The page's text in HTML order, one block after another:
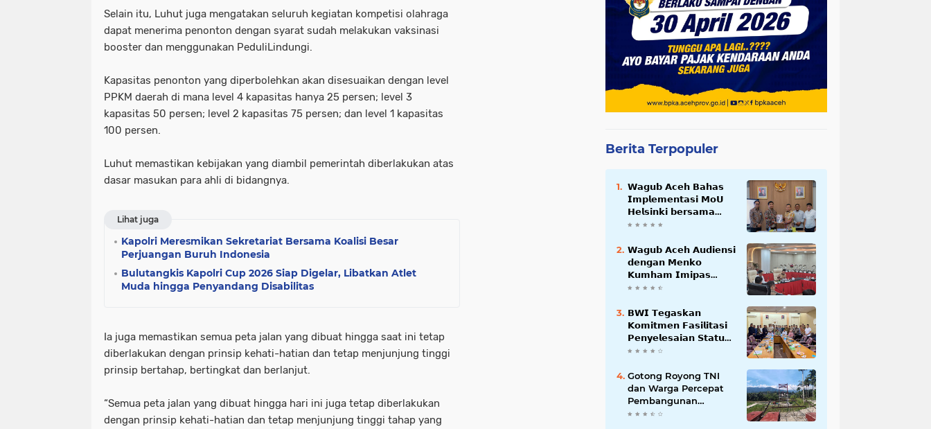
Selain itu, Luhut juga mengatakan seluruh kegiatan kompetisi olahraga
dapat menerima penonton dengan syarat sudah melakukan vaksinasi
booster dan menggunakan PeduliLindungi.
Kapasitas penonton yang diperbolehkan akan disesuaikan dengan level
PPKM daerah di mana level 4 kapasitas hanya 25 persen; level 3
kapasitas 50 persen; level 2 kapasitas 75 persen; dan level 1 kapasitas
100 persen.
Luhut memastikan kebijakan yang diambil pemerintah diberlakukan atas
dasar masukan para ahli di bidangnya.
Lihat juga
Kapolri Meresmikan Sekretariat Bersama Koalisi Besar
Perjuangan Buruh Indonesia
Bulutangkis Kapolri Cup 2026 Siap Digelar, Libatkan Atlet
Muda hingga Penyandang Disabilitas
Ia juga memastikan semua peta jalan yang dibuat hingga saat ini tetap
diberlakukan dengan prinsip kehati-hatian dan tetap menjunjung tinggi
prinsip bertahap, bertingkat dan berlanjut.
“Semua peta jalan yang dibuat hingga hari ini juga tetap diberlakukan
dengan prinsip kehati-hatian dan tetap menjunjung tinggi tahap yang
Berita Terpopuler
𝗪𝗮𝗴𝘂𝗯 𝗔𝗰𝗲𝗵 𝗕𝗮𝗵𝗮𝘀
𝗜𝗺𝗽𝗹𝗲𝗺𝗲𝗻𝘁𝗮𝘀𝗶 𝗠𝗼𝗨
𝗛𝗲𝗹𝘀𝗶𝗻𝗸𝗶 𝗯𝗲𝗿𝘀𝗮𝗺𝗮
𝗦𝗲𝗸𝗿𝗲𝘁𝗮𝗿𝗶𝗮𝘁 𝗡𝗲𝗴𝗮𝗿𝗮
𝗪𝗮𝗴𝘂𝗯 𝗔𝗰𝗲𝗵 𝗔𝘂𝗱𝗶𝗲𝗻𝘀𝗶
𝗱𝗲𝗻𝗴𝗮𝗻 𝗠𝗲𝗻𝗸𝗼
𝗞𝘂𝗺𝗵𝗮𝗺 𝗜𝗺𝗶𝗽𝗮𝘀
𝗧𝗲𝗿𝗸𝗮𝗶𝘁 𝗦𝘁𝗮𝘁𝘂𝘀 𝗪𝗮𝗸𝗮𝗳
𝗕𝗪𝗜 𝗧𝗲𝗴𝗮𝘀𝗸𝗮𝗻
𝗞𝗼𝗺𝗶𝘁𝗺𝗲𝗻 𝗙𝗮𝘀𝗶𝗹𝗶𝘁𝗮𝘀𝗶
𝗣𝗲𝗻𝘆𝗲𝗹𝗲𝘀𝗮𝗶𝗮𝗻 𝗦𝘁𝗮𝘁𝘂𝘀
𝗪𝗮𝗸𝗮𝗳 𝗕𝗹𝗮𝗻𝗴 𝗣𝗮𝗱𝗮𝗻𝗴
Gotong Royong TNI
dan Warga Percepat
Pembangunan
Jembatan Gantung